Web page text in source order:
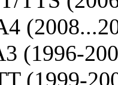
(1996-
(1999-